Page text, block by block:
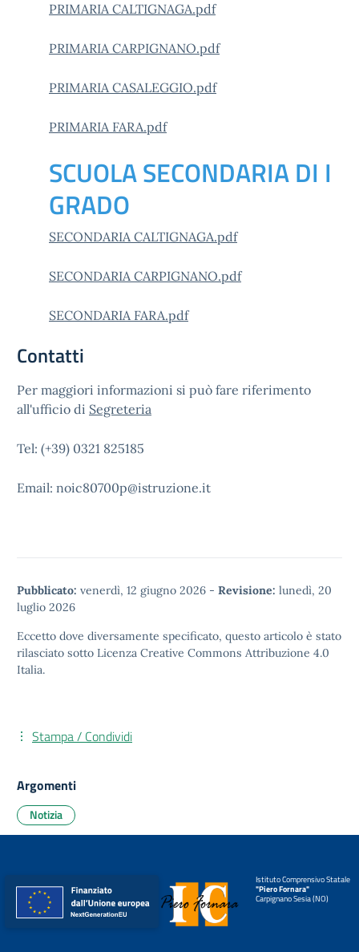
PRIMARIA CALTIGNAGA.pdf
PRIMARIA CARPIGNANO.pdf
PRIMARIA CASALEGGIO.pdf
PRIMARIA FARA.pdf
SCUOLA SECONDARIA DI I
GRADO
SECONDARIA CALTIGNAGA.pdf
SECONDARIA CARPIGNANO.pdf
SECONDARIA FARA.pdf
Contatti
Per maggiori informazioni si può fare riferimento
all'ufficio di Segreteria
Tel: (+39) 0321 825185
Email: noic80700p@istruzione.it
Pubblicato: venerdì, 12 giugno 2026 - Revisione: lunedì, 20
luglio 2026
Eccetto dove diversamente specificato, questo articolo è stato
rilasciato sotto Licenza Creative Commons Attribuzione 4.0
Italia.
Stampa / Condividi
Argomenti
Notizia
Istituto Comprensivo Statale
"Piero Fornara"
Carpignano Sesia (NO)